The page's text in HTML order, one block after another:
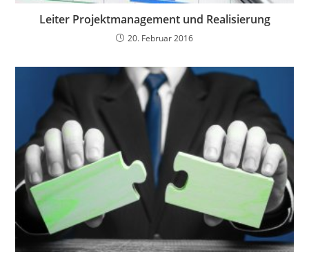
Leiter Projektmanagement und Realisierung
20. Februar 2016